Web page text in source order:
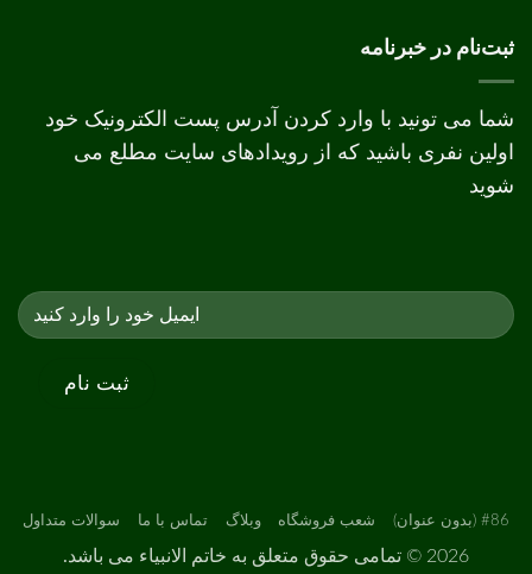
افست
ثبت‌نام در خبرنامه
شما می تونید با وارد کردن آدرس پست الکترونیک خود
اولین نفری باشید که از رویدادهای سایت مطلع می
شوید
#86 (بدون عنوان) شعب فروشگاه وبلاگ تماس با ما سوالات متداول
2026 © تمامی حقوق متعلق به خاتم الانبیاء می باشد.